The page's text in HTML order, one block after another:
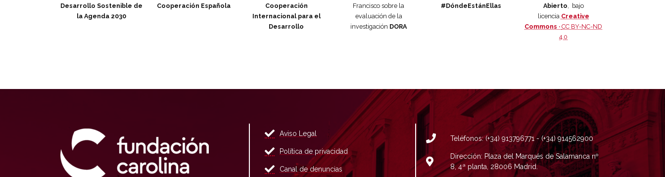
Desarrollo Sostenible de
la Agenda 2030
Cooperación Española
Cooperación
Internacional para el
Desarrollo
Francisco sobre la
evaluación de la
investigación DORA
#DóndeEstánEllas
Abierto, bajo
licencia Creative
Commons ·CC BY-NC-ND
4.0
Aviso Legal
Política de privacidad
Canal de denuncias
Teléfonos: (+34) 913796771 - (+34) 914562900
Dirección: Plaza del Marqués de Salamanca nº
8, 4ª planta, 28006 Madrid.